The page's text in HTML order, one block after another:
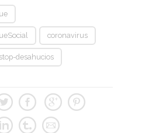
coronavirus
stop-desahucios